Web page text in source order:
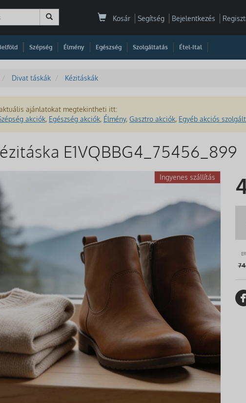
Kosár Segítség Bejelentkezés
Szépség Élmény Egészség Szolgáltatás Étel-Ital
Divat táskák Kézitáskák
ajánlatokat megtekintheti itt:
akciók, Egészség akciók, Élmény, Gasztro akciók, Egyéb akciós
E1VQBBG4_75456_899
Ingyenes szállítás